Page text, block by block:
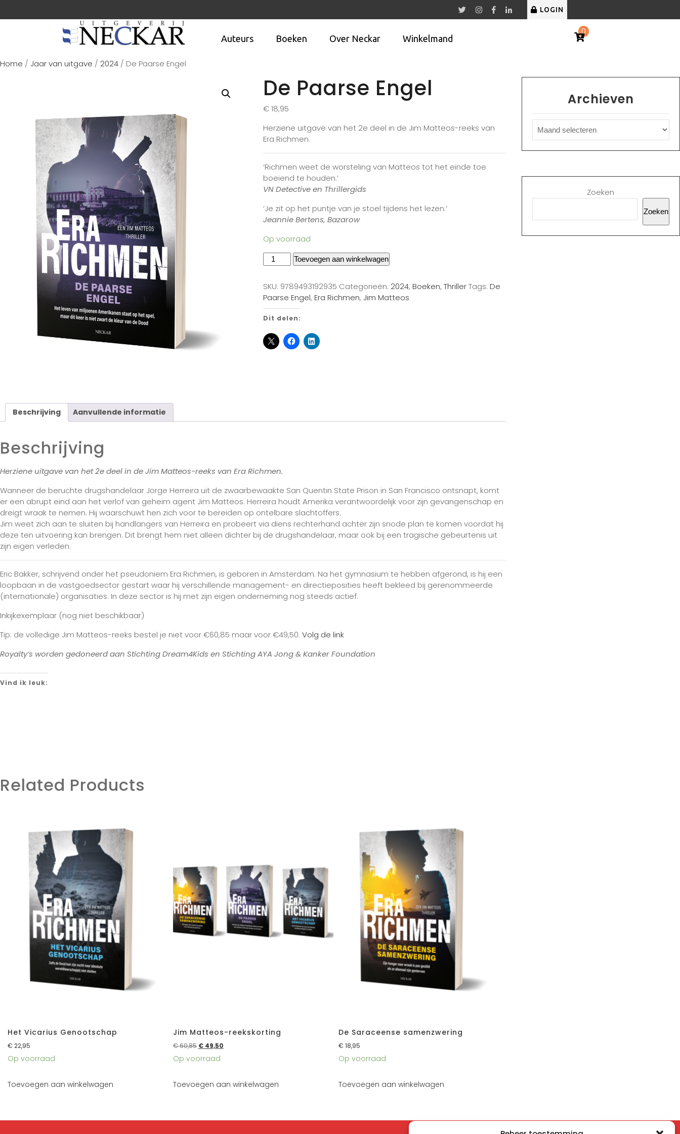
LOGIN
Auteurs Boeken Over Neckar Winkelmand
0
Home / Jaar van uitgave / 2024 / De Paarse Engel
De Paarse Engel
€18,95
Herziene uitgave van het 2e deel in de Jim Matteos-reeks van
Era Richmen.
‘Richmen weet de worsteling van Matteos tot het einde toe
boeiend te houden.’
VN Detective en Thrillergids
‘Je zit op het puntje van je stoel tijdens het lezen.’
Jeannie Bertens, Bazarow
Op voorraad
Toevoegen aan winkelwagen
SKU: 9789493192935 Categorieën: 2024,Boeken,Thriller Tags:De
Paarse Engel,Era Richmen, Jim Matteos
Dit delen:
Beschrijving Aanvullende informatie
Beschrijving
Herziene uitgave van het 2e deel in de Jim Matteos-reeks van Era Richmen.
Wanneer de beruchte drugshandelaar Jorge Herreira uit de zwaarbewaakte San Quentin State Prison in San Francisco ontsnapt, komt
er een abrupt eind aan het verlof van geheim agent Jim Matteos. Herreira houdt Amerika verantwoordelijk voor zijn gevangenschap en
dreigt wraak te nemen. Hij waarschuwt hen zich voor te bereiden op ontelbare slachtoffers.
Jim weet zich aan te sluiten bij handlangers van Herreira en probeert via diens rechterhand achter zijn snode plan te komen voordat hij
deze ten uitvoering kan brengen. Dit brengt hem niet alleen dichter bij de drugshandelaar, maar ook bij een tragische gebeurtenis uit
zijn eigen verleden.
Eric Bakker, schrijvend onder het pseudoniem Era Richmen, is geboren in Amsterdam. Na het gymnasium te hebben afgerond, is hij een
loopbaan in de vastgoedsector gestart waar hij verschillende management- en directieposities heeft bekleed bij gerenommeerde
(internationale) organisaties. In deze sector is hij met zijn eigen onderneming nog steeds actief.
Inkijkexemplaar (nog niet beschikbaar)
Tip: de volledige Jim Matteos-reeks bestel je niet voor €60,85 maar voor €49,50. Volg de link
Royalty’s worden gedoneerd aan Stichting Dream4Kids en Stichting AYA Jong & Kanker Foundation
Vind ik leuk:
Related Products
Het Vicarius Genootschap
€ 22,95
Op voorraad
Toevoegen aan winkelwagen
Jim Matteos-reekskorting
€60,85 €49,50
Op voorraad
Toevoegen aan winkelwagen
De Saraceense samenzwering
€ 18,95
Op voorraad
Toevoegen aan winkelwagen
Archieven
Zoeken
Zoeken